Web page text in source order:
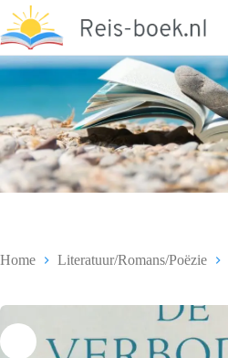
naar
de
inhoud
Home Literatuur/Romans/Poëzie